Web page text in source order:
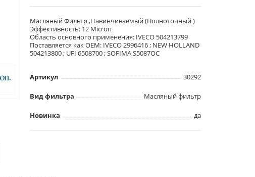
Масляный Фильтр ,Навинчиваемый (Полноточный )
Эффективность: 12 Micron
Область основного применения: IVECO 504213799
Поставляется как OEM: IVECO 2996416 ; NEW HOLLAND
504213800 ; UFI 6508700 ; SOFIMA S5087OC
Артикул 30292
Вид фильтра Масляный фильтр
Новинка да